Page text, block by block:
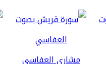
مشاري العفاسي